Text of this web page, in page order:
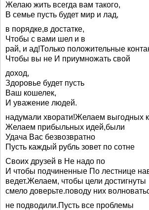
Желаю жить всегда вам такого,
В семье пусть будет мир и лад,
в порядке,в достатке,
Чтобы с вами шел и в
рай, и ад!Только положительные
Чтобы вы не И приумножать свой
доход,
Здоровье будет пусть
Ваш кошелек,
И уважение людей.
надумали хворати!Желаем выгодных
Желаем прибыльных идей,были
Удача Вас безвозвратно
Пусть каждый рубль зовет по сотне
Своих друзей в Не надо по
И чтобы подчиненные По лестнице
ведет.Желаем, чтобы цели достигнуты
смело доверьте.поводу них
не подводили.Пусть все проблемы